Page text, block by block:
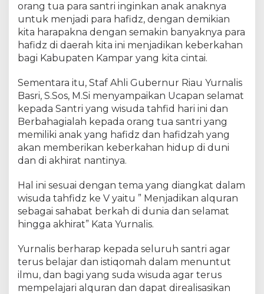
d
a
n
H
a
i
d
z
a
Q
u
r
a
n
G
e
e
r
a
s
orang tua para santri inginkan anak anaknya
untuk menjadi para hafidz, dengan demikian
kita harapakna dengan semakin banyaknya para
hafidz di daerah kita ini menjadikan keberkahan
bagi Kabupaten Kampar yang kita cintai.
Sementara itu, Staf Ahli Gubernur Riau Yurnalis
Basri, S.Sos, M.Si menyampaikan Ucapan selamat
kepada Santri yang wisuda tahfid hari ini dan
Berbahagialah kepada orang tua santri yang
memiliki anak yang hafidz dan hafidzah yang
akan memberikan keberkahan hidup di duni
dan di akhirat nantinya.
Hal ini sesuai dengan tema yang diangkat dalam
wisuda tahfidz ke V yaitu ” Menjadikan alquran
sebagai sahabat berkah di dunia dan selamat
hingga akhirat” Kata Yurnalis.
Yurnalis berharap kepada seluruh santri agar
terus belajar dan istiqomah dalam menuntut
ilmu, dan bagi yang suda wisuda agar terus
mempelajari alquran dan dapat direalisasikan